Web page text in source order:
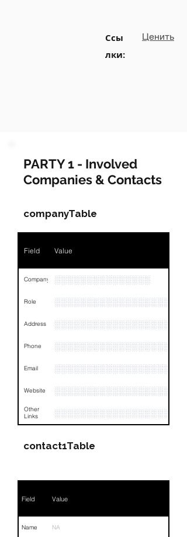
Ссы
лки:
Ценить
PARTY 1 - Involved
Companies & Contacts
companyTable
Field Value
Company ░░░░░░░░░░░░░░░
Role
Address
Phone
Email ░░░░░░░░░░░░░░░░░░
Website
Other
Links
contact1Table
Field Value
Name NA